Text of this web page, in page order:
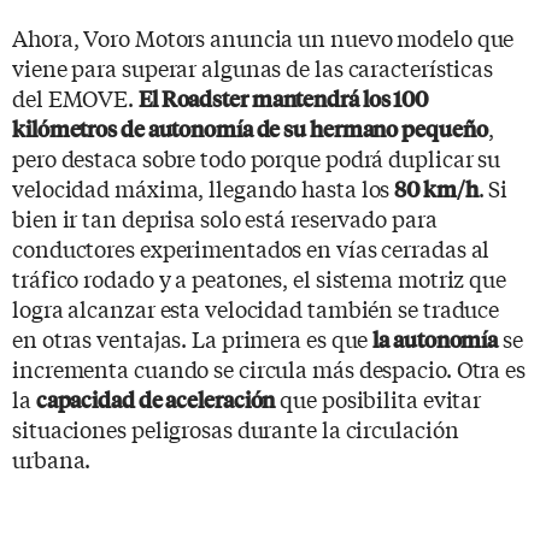
Ahora, Voro Motors anuncia un nuevo modelo que
viene para superar algunas de las características
del EMOVE. El Roadster mantendrá los 100
kilómetros de autonomía de su hermano pequeño,
pero destaca sobre todo porque podrá duplicar su
velocidad máxima, llegando hasta los80 km/h. Si
bien ir tan deprisa solo está reservado para
conductores experimentados en vías cerradas al
tráfico rodado y a peatones, el sistema motriz que
logra alcanzar esta velocidad también se traduce
en otras ventajas. La primera es quela autonomíase
incrementa cuando se circula más despacio. Otra es
la capacidad de aceleraciónque posibilita evitar
situaciones peligrosas durante la circulación
urbana.